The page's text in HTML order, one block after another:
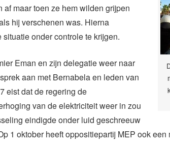
af maar toen ze hem wilden grijpen
hij verschenen was. Hierna
onder controle te krijgen.
Eman en zijn delegatie weer naar
aan met Bernabela en leden van
eist dat de regering de
van de elektriciteit weer in zou
eindigde onder luid geschreeuw
1 oktober heeft oppositiepartij MEP ook een